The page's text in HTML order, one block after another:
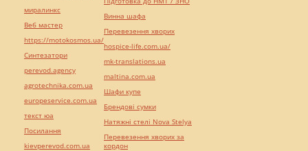
миралинкс
Веб мастер
https://motokosmos.ua/
Синтезатори
perevod.agency
agrotechnika.com.ua
europeservice.com.ua
текст юа
Посилання
kievperevod.com.ua
Винна шафа
Перевезення хворих
hospice-life.com.ua/
mk-translations.ua
maltina.com.ua
Шафи купе
Брендові сумки
Натяжні стелі Nova Stelya
Перевезення хворих за
кордон